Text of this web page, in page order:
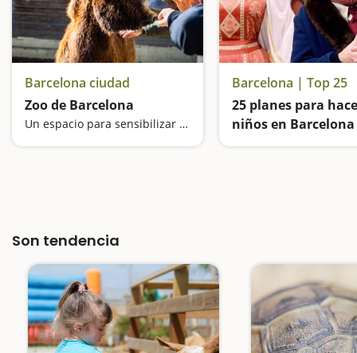
Barcelona ciudad
Zoo de Barcelona
Un espacio para sensibilizar sobre la necesidad de cuidar la fauna salvaje y sus hábitats naturales
Barcelona | Top 25
25 planes para
niños en
el año
Son tendencia